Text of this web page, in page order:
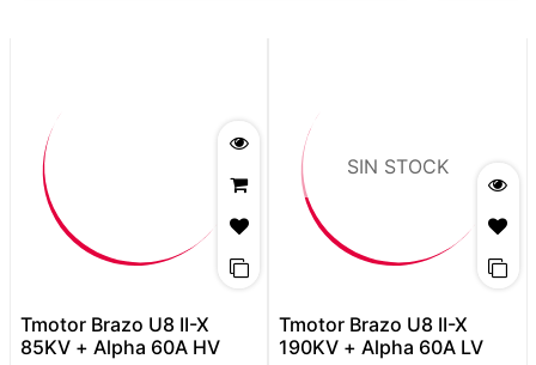
Tmotor Brazo U8 II-X
85KV + Alpha 60A HV
SIN STOCK
Tmotor Brazo U8 II-X
190KV + Alpha 60A LV